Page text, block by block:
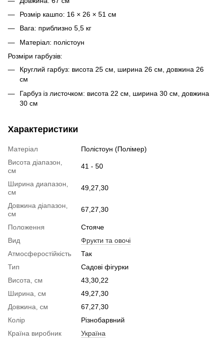
Розмір кашпо: 16 × 26 × 51 см
Вага: приблизно 5,5 кг
Матеріал: полістоун
Розміри гарбузів:
Круглий гарбуз: висота 25 см, ширина 26 см, довжина 26
см
Гарбуз із листочком: висота 22 см, ширина 30 см, довжина
30 см
Характеристики
Матеріал
Полістоун (Полімер)
Висота діапазон,
см
41 - 50
Ширина диапазон,
см
49,27,30
Довжина діапазон,
см
67,27,30
Положення
Стояче
Вид
Фрукти та овочі
Атмосферостійкість
Так
Тип
Садові фігурки
Висота, см
43,30,22
Ширина, см
49,27,30
Довжина, см
67,27,30
Колір
Різнобарвний
Країна виробник
Україна